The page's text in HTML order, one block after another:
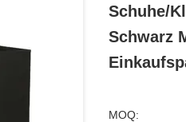
Schuhe/
Schwarz
MOQ: